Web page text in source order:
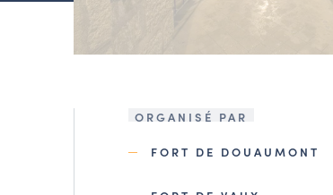
ORGANISÉ PAR
FORT DE DOUAUMONT